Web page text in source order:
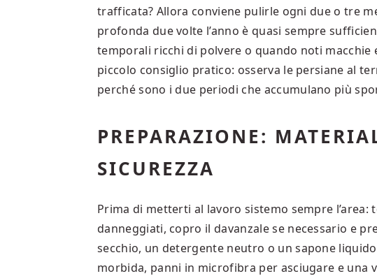
trafficata? Allora conviene pulirle ogni due o tre
profonda due volte l’anno è quasi sempre
temporali ricchi di polvere o quando noti
piccolo consiglio pratico: osserva le persiane al
perché sono i due periodi che accumulano più
PREPARAZIONE:
SICUREZZA
Prima di metterti al lavoro sistemo sempre l’area:
danneggiati, copro il davanzale se necessario e
secchio, un detergente neutro o un sapone
morbida, panni in microfibra per asciugare e una